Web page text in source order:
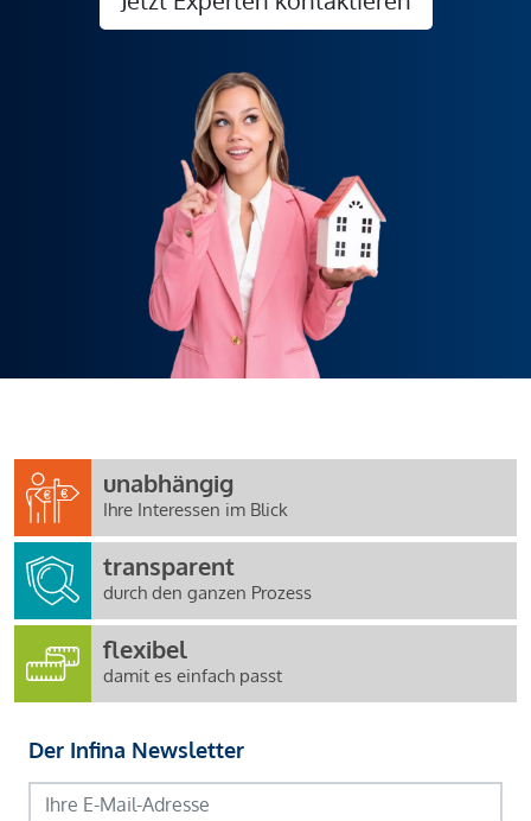
unabhängig
Ihre Interessen im Blick
transparent
durch den ganzen Prozess
flexibel
damit es einfach passt
Der Infina Newsletter